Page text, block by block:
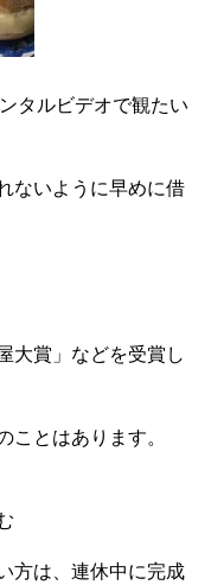
ルビデオで観たい
ないように早めに借
大賞」などを受賞し
とはあります。
方は、連休中に完成